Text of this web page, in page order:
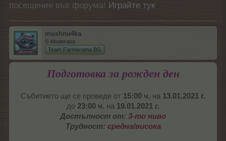
посещение във форума! Играйте тук
mushnu4ka
S-Moderator
Team Farmerama BG
Подготовка за рожден ден
Събитието ще се проведе от 15:00 ч. на 13.01.2021 г.
до 23:00 ч. на 19.01.2021 г.
Достъпност от: 3-то ниво
Трудност: средна/висока